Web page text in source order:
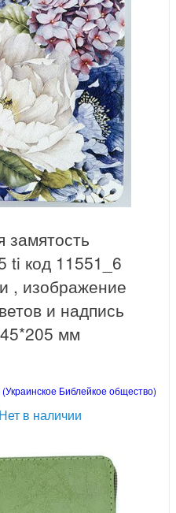
ti код 11551_6
, изображение
и надпись
мм
Библейкое общество)
Нет в наличии